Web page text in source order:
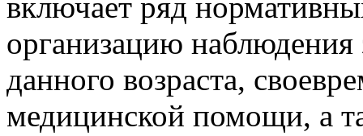
организацию
данного возраста,
медицинской помощи, а